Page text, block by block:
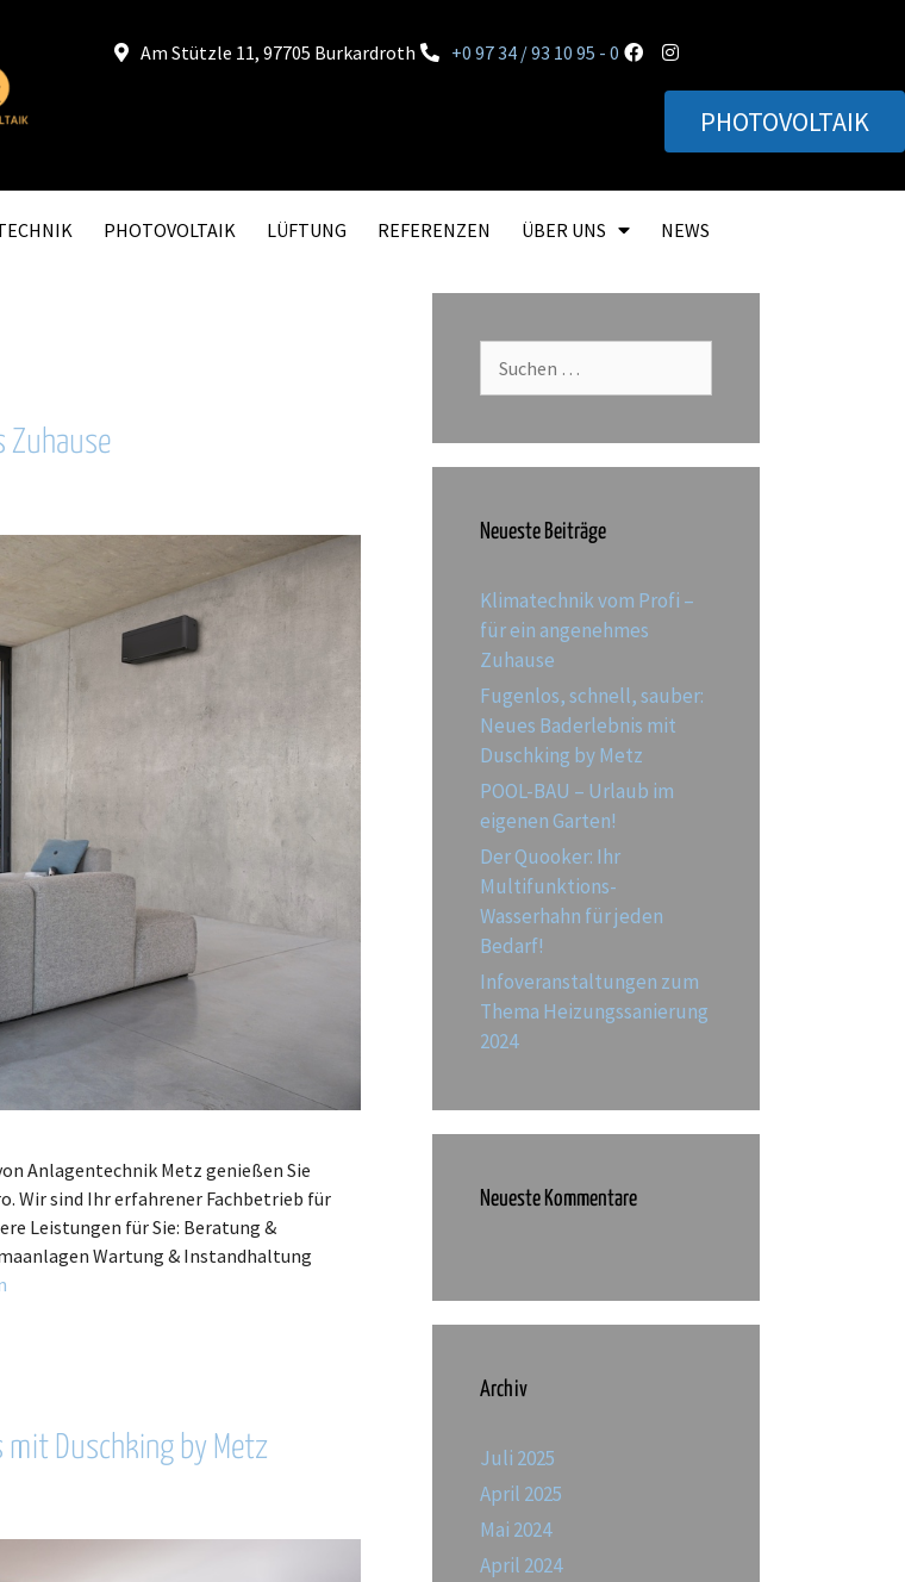
Am Stützle 11, 97705 Burkardroth +0 97 34 / 93 10 95 - 0
PHOTOVOLTAIK
PHOTOVOLTAIK LÜFTUNG REFERENZEN ÜBER UNS NEWS
Zuhause
Anlagentechnik Metz genießen Sie
Wir sind Ihr erfahrener Fachbetrieb für
Leistungen für Sie: Beratung &
Wartung & Instandhaltung
mit Duschking by Metz
Neueste Beiträge
Klimatechnik vom Profi –
für ein angenehmes
Zuhause
Fugenlos, schnell, sauber:
Neues Baderlebnis mit
Duschking by Metz
POOL-BAU – Urlaub im
eigenen Garten!
Der Quooker: Ihr
Multifunktions-
Wasserhahn für jeden
Bedarf!
Infoveranstaltungen zum
Thema Heizungssanierung
2024
Neueste Kommentare
Archiv
Juli 2025
April 2025
Mai 2024
April 2024